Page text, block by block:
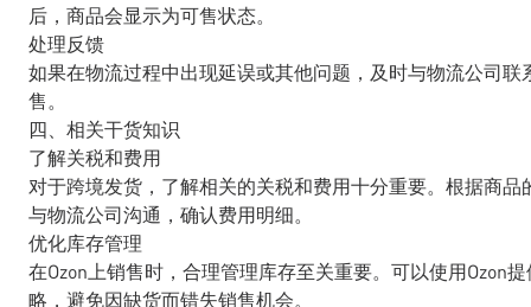
后，商品会显示为可售状态。
处理反馈
如果在物流过程中出现延误或其他问题，及时与物流公司
售。
四、相关干货知识
了解关税和费用
对于跨境发货，了解相关的关税和费用十分重要。根据商
与物流公司沟通，确认费用明细。
优化库存管理
在Ozon上销售时，合理管理库存至关重要。可以使用Ozon
略，避免因缺货而错失销售机会。